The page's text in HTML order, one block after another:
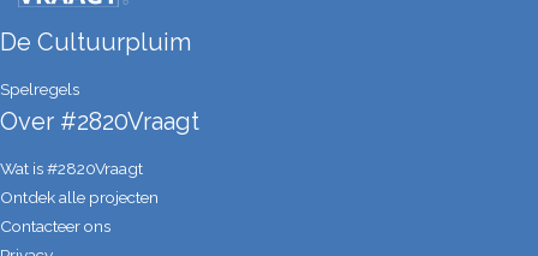
De Cultuurpluim
Spelregels
Over #2820Vraagt
Wat is #2820Vraagt
Ontdek alle projecten
Contacteer ons